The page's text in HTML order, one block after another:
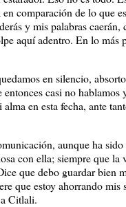
comparación de lo que
y mis palabras caerán,
aquí adentro. En lo más
en silencio,
casi no hablamos
en esta fecha, ante
aunque ha
con ella; siempre que la
que debo guardar bien
que estoy ahorrando mis
Citlali.